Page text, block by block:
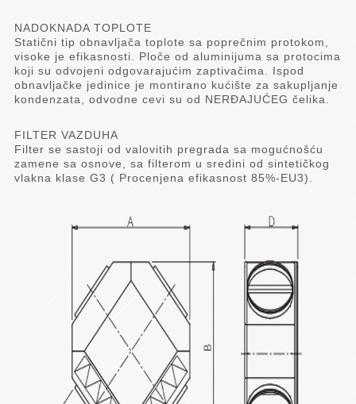
NADOKNADA TOPLOTE
Statični tip obnavljača toplote sa poprečnim protokom,
visoke je efikasnosti. Ploče od aluminijuma sa protocima
koji su odvojeni odgovarajućim zaptivačima. Ispod
obnavljačke jedinice je montirano kućište za sakupljanje
kondenzata, odvodne cevi su od NERÐAJUĆEG čelika.
FILTER VAZDUHA
Filter se sastoji od valovitih pregrada sa mogućnošću
zamene sa osnove, sa filterom u sredini od sintetičkog
vlakna klase G3 ( Procenjena efikasnost 85%-EU3).